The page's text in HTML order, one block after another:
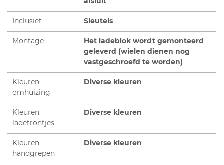
Inclusief Sleutels
Montage
Het ladeblok wordt gemonteerd
geleverd (wielen dienen nog
vastgeschroefd te worden)
Kleuren
omhuizing
Diverse kleuren
Kleuren
ladefrontjes
Diverse kleuren
Kleuren
handgrepen
Diverse kleuren